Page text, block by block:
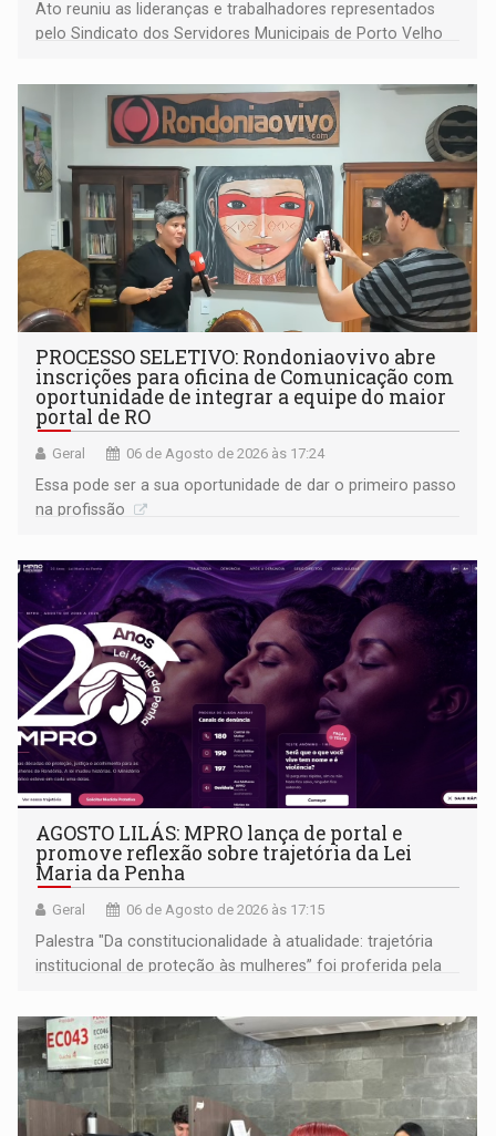
Ato reuniu as lideranças e trabalhadores representados
pelo Sindicato dos Servidores Municipais de Porto Velho
PROCESSO SELETIVO: Rondoniaovivo abre
inscrições para oficina de Comunicação com
oportunidade de integrar a equipe do maior
portal de RO
Geral 06 de Agosto de 2026 às 17:24
Essa pode ser a sua oportunidade de dar o primeiro passo
na profissão
AGOSTO LILÁS: MPRO lança de portal e
promove reflexão sobre trajetória da Lei
Maria da Penha
Geral 06 de Agosto de 2026 às 17:15
Palestra "Da constitucionalidade à atualidade: trajetória
institucional de proteção às mulheres” foi proferida pela
Goiás